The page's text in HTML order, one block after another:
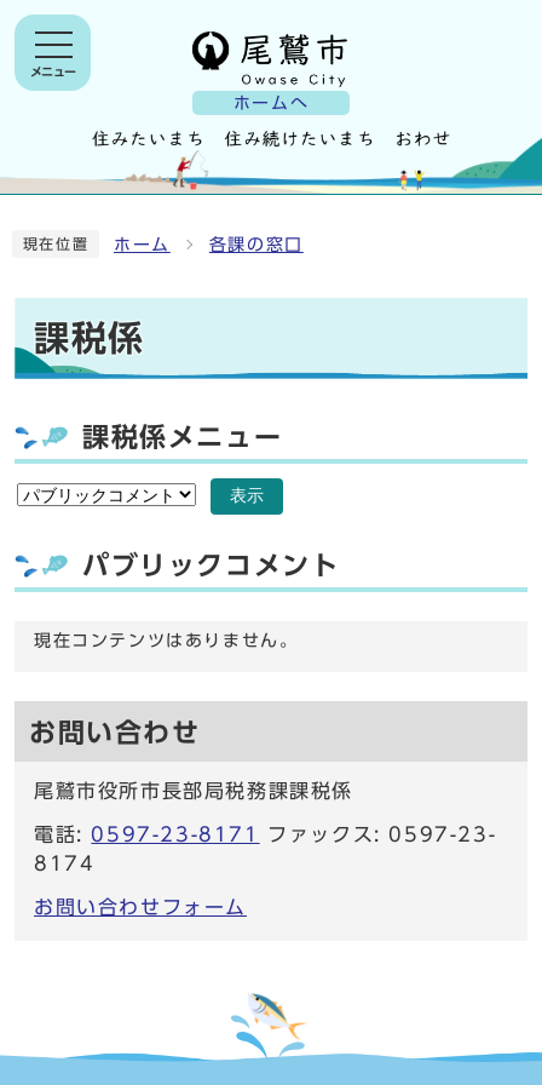
ホームへ
メニュー
現在位置 ホーム 各課の窓口
課税係
課税係メニュー
表示
パブリックコメント
現在コンテンツはありません。
お問い合わせ
尾鷲市役所市長部局税務課課税係
電話: 0597-23-8171
ファックス: 0597-23-
8174
お問い合わせフォーム